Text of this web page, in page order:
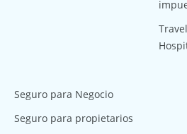
Seguro para Negocio
Seguro para propietarios